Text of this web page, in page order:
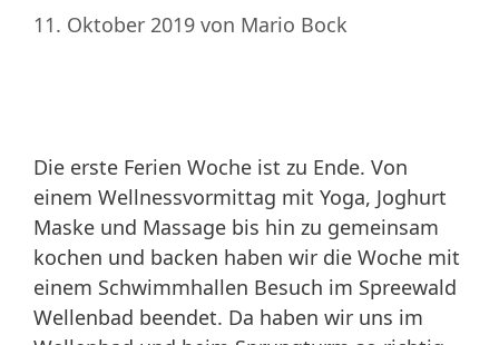
11. Oktober 2019 von Mario Bock
Die erste Ferien Woche ist zu Ende. Von
einem Wellnessvormittag mit Yoga, Joghurt
Maske und Massage bis hin zu gemeinsam
kochen und backen haben wir die Woche mit
einem Schwimmhallen Besuch im Spreewald
Wellenbad beendet. Da haben wir uns im